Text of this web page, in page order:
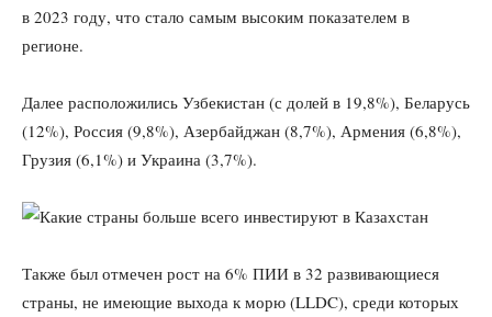
в 2023 году, что стало самым высоким показателем в
регионе.
Далее расположились Узбекистан (с долей в 19,8%), Беларусь
(12%), Россия (9,8%), Азербайджан (8,7%), Армения (6,8%),
Грузия (6,1%) и Украина (3,7%).
Также был отмечен рост на 6% ПИИ в 32 развивающиеся
страны, не имеющие выхода к морю (LLDC), среди которых